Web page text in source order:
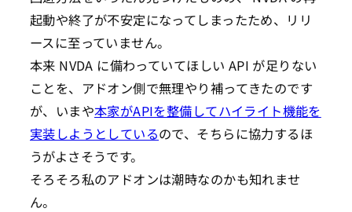
起動や終了が不安定になってしまったため、リリ
ースに至っていません。
本来 NVDA に備わっていてほしい API が足りない
ことを、アドオン側で無理やり補ってきたのです
が、いまや本家がAPIを整備してハイライト機能を
実装しようとしているので、そちらに協力するほ
うがよさそうです。
そろそろ私のアドオンは潮時なのかも知れませ
ん。